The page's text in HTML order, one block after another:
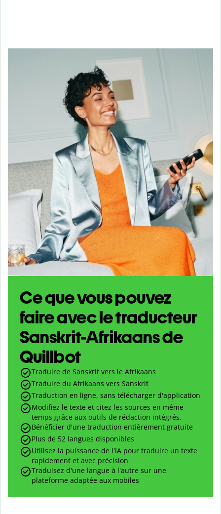
Ce que vous pouvez
faire avec le traducteur
Sanskrit-Afrikaans de
Quillbot
Traduire de Sanskrit vers le Afrikaans
Traduire du Afrikaans vers Sanskrit
Traduction en ligne, sans télécharger d'application
Modifiez le texte et citez les sources en même
temps grâce aux outils de rédaction intégrés.
Bénéficier d'une traduction entièrement gratuite
Plus de 52 langues disponibles
Utilisez la puissance de l'IA pour traduire un texte
rapidement et avec précision
Traduisez d'une langue à l'autre sur une
plateforme adaptée aux mobiles